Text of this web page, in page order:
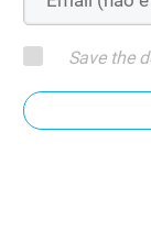
Save the